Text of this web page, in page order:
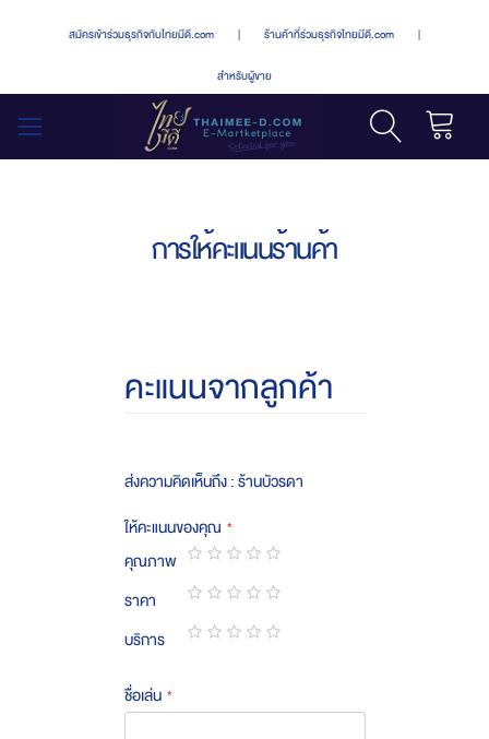
สมัครเข้าร่วมธุรกิจกับไทยมีดี.com | ร้านค้าที่ร่วมธุรกิจไทยมีดี.com |
สำหรับผู้ขาย
การให้คะแนนร้านค้า
คะแนนจากลูกค้า
ส่งความคิดเห็นถึง : ร้านบัวรดา
ให้คะแนนของคุณ
คุณภาพ
1
star
2
stars
3
stars
4
stars
5
stars
ราคา
1
star
2
stars
3
stars
4
stars
5
stars
บริการ
ชื่อเล่น